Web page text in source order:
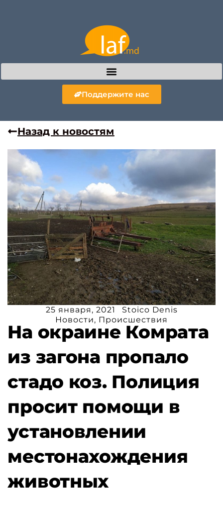
Поддержите нас
Назад к новостям
25 января, 2021
Stoico Denis
Новости, Происшествия
На окраине Комрата
из загона пропало
стадо коз. Полиция
просит помощи в
установлении
местонахождения
животных